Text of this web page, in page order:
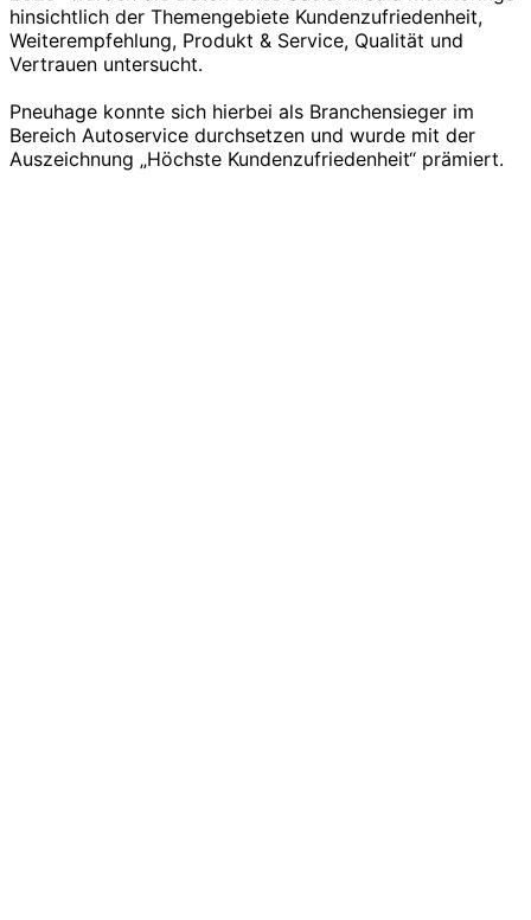
hinsichtlich der Themengebiete Kundenzufriedenheit,
Weiterempfehlung, Produkt & Service, Qualität und
Vertrauen untersucht.
Pneuhage konnte sich hierbei als Branchensieger im
Bereich Autoservice durchsetzen und wurde mit der
Auszeichnung „Höchste Kundenzufriedenheit“ prämiert.